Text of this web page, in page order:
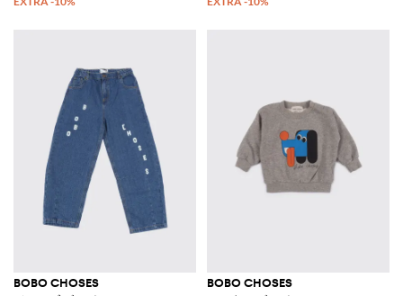
BOBO CHOSES BOBO CHOSES